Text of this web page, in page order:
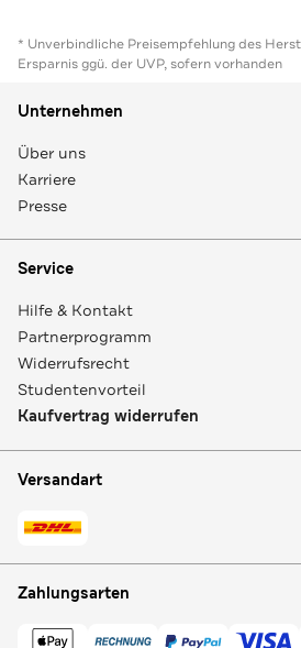
* Unverbindliche Preisempfehlung des
Ersparnis ggü. der UVP, sofern vorhanden
Unternehmen
Über uns
Karriere
Presse
Service
Hilfe & Kontakt
Partnerprogramm
Widerrufsrecht
Studentenvorteil
Kaufvertrag widerrufen
Versandart
Zahlungsarten